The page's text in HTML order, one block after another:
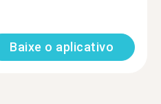
Baixe o aplicativo